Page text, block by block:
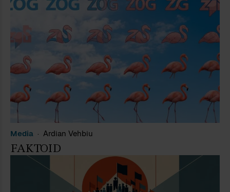
Media Ardian Vehbiu
FAKTOID